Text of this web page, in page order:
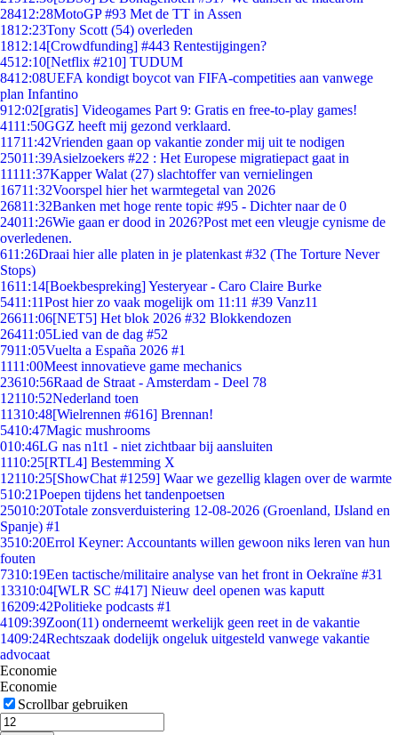
28412:28MotoGP #93 Met de TT in Assen
1812:23Tony Scott (54) overleden
1812:14[Crowdfunding] #443 Rentestijgingen?
4512:10[Netflix #210] TUDUM
8412:08UEFA kondigt boycot van FIFA-competities aan vanwege
plan Infantino
912:02[gratis] Videogames Part 9: Gratis en free-to-play games!
4111:50GGZ heeft mij gezond verklaard.
11711:42Vrienden gaan op vakantie zonder mij uit te nodigen
25011:39Asielzoekers #22 : Het Europese migratiepact gaat in
11111:37Kapper Walat (27) slachtoffer van vernielingen
16711:32Voorspel hier het warmtegetal van 2026
26811:32Banken met hoge rente topic #95 - Dichter naar de 0
24011:26Wie gaan er dood in 2026?Post met een vleugje cynisme de
overledenen.
611:26Draai hier alle platen in je platenkast #32 (The Torture Never
Stops)
1611:14[Boekbespreking] Yesteryear - Caro Claire Burke
5411:11Post hier zo vaak mogelijk om 11:11 #39 Vanz11
26611:06[NET5] Het blok 2026 #32 Blokkendozen
26411:05Lied van de dag #52
7911:05Vuelta a España 2026 #1
1111:00Meest innovatieve game mechanics
23610:56Raad de Straat - Amsterdam - Deel 78
12110:52Nederland toen
11310:48[Wielrennen #616] Brennan!
5410:47Magic mushrooms
010:46LG nas n1t1 - niet zichtbaar bij aansluiten
1110:25[RTL4] Bestemming X
12110:25[ShowChat #1259] Waar we gezellig klagen over de warmte
510:21Poepen tijdens het tandenpoetsen
25010:20Totale zonsverduistering 12-08-2026 (Groenland, IJsland en
Spanje) #1
3510:20Errol Keyner: Accountants willen gewoon niks leren van hun
fouten
7310:19Een tactische/militaire analyse van het front in Oekraïne #31
13310:04[WLR SC #417] Nieuw deel openen was kaputt
16209:42Politieke podcasts #1
4109:39Zoon(11) onderneemt werkelijk geen reet in de vakantie
1409:24Rechtszaak dodelijk ongeluk uitgesteld vanwege vakantie
advocaat
Economie
Economie
Scrollbar gebruiken